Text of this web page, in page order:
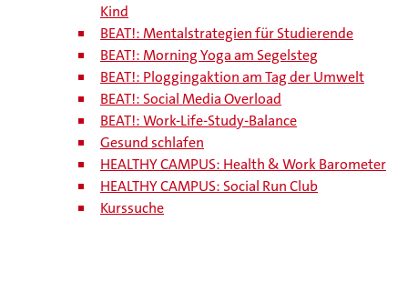
Kind
BEAT!: Mentalstrategien für Studierende
BEAT!: Morning Yoga am Segelsteg
BEAT!: Ploggingaktion am Tag der Umwelt
BEAT!: Social Media Overload
BEAT!: Work-Life-Study-Balance
Gesund schlafen
HEALTHY CAMPUS: Health & Work Barometer
HEALTHY CAMPUS: Social Run Club
Kurssuche